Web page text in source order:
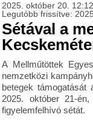
2025. október 20.
Legutóbb frissítve:
Sétával a
A Mellműtöttek
nemzetközi
betegek támogatását
2025. október 21-
figyelemfelhívó sétát.